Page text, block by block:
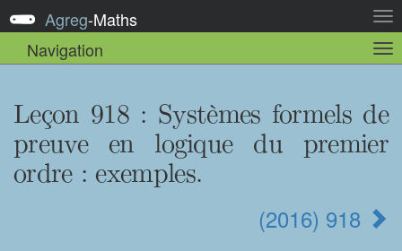
la
Agreg-Maths
Navigation
la
Leçon 918 : Systèmes formels de
preuve en logique du premier
ordre : exemples.
(2016) 918